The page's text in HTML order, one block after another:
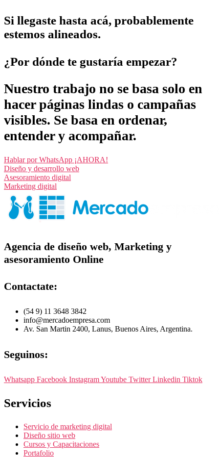
Si llegaste hasta acá, probablemente
estemos alineados.
¿Por dónde te gustaría empezar?
Nuestro trabajo no se basa solo en
hacer páginas lindas o campañas
visibles. Se basa en ordenar,
entender y acompañar.
Hablar por WhatsApp ¡AHORA!
Diseño y desarrollo web
Asesoramiento digital
Marketing digital
Agencia de diseño web, Marketing y
asesoramiento Online
Contactate:
(54 9) 11 3648 3842
info@mercadoempresa.com
Av. San Martin 2400, Lanus, Buenos Aires, Argentina.
Seguinos:
Whatsapp Facebook InstagramYoutube Twitter Linkedin Tiktok
Servicios
Servicio de marketing digital
Diseño sitio web
Cursos y Capacitaciones
Portafolio